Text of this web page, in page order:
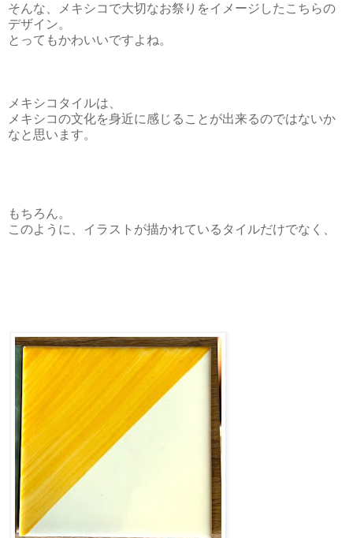
そんな、メキシコで大切なお祭りをイメージしたこちらの
デザイン。
とってもかわいいですよね。
メキシコタイルは、
メキシコの文化を身近に感じることが出来るのではないか
なと思います。
もちろん。
このように、イラストが描かれているタイルだけでなく、